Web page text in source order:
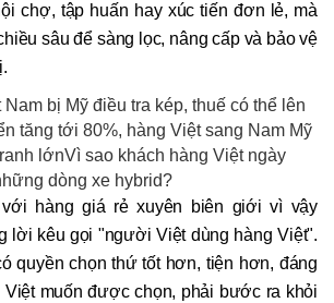
chợ, tập huấn hay xúc tiến đơn lẻ, mà
sâu để sàng lọc, nâng cấp và bảo vệ
Nam bị Mỹ điều tra kép, thuế có thể lên
tăng tới 80%, hàng Việt sang Nam Mỹ
lớnVì sao khách hàng Việt ngày
dòng xe hybrid?
với hàng giá rẻ xuyên biên giới vì vậy
lời kêu gọi "người Việt dùng hàng Việt".
quyền chọn thứ tốt hơn, tiện hơn, đáng
muốn được chọn, phải bước ra khỏi